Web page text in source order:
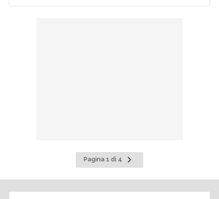
Pagina 1 di 4
Pagina
successiva